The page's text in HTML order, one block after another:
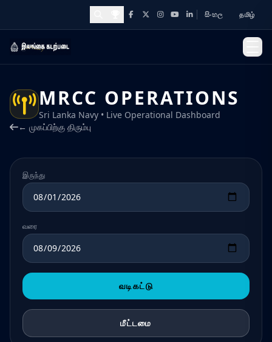
Awards and Achievements
Facebook
X Instagram
YouTubeLinkedIn
සිංහල தமிழ்
MRCC OPERATIONS
Sri Lanka Navy • Live Operational Dashboard
← முகப்பிற்கு திரும்பு
இருந்து
வரை
வடிகட்டு
மீட்டமை